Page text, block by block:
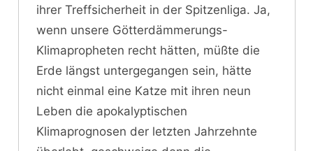
ihrer Treffsicherheit in der Spitzenliga. Ja,
wenn unsere Götterdämmerungs-
Klimapropheten recht hätten, müßte die
Erde längst untergegangen sein, hätte
nicht einmal eine Katze mit ihren neun
Leben die apokalyptischen
Klimaprognosen der letzten Jahrzehnte